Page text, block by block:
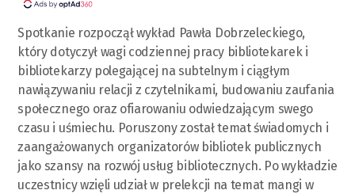
Spotkanie rozpoczął wykład Pawła Dobrzeleckiego,
który dotyczył wagi codziennej pracy bibliotekarek i
bibliotekarzy polegającej na subtelnym i ciągłym
nawiązywaniu relacji z czytelnikami, budowaniu zaufania
społecznego oraz ofiarowaniu odwiedzającym swego
czasu i uśmiechu. Poruszony został temat świadomych i
zaangażowanych organizatorów bibliotek publicznych
jako szansy na rozwój usług bibliotecznych. Po wykładzie
uczestnicy wzięli udział w prelekcji na temat mangi w